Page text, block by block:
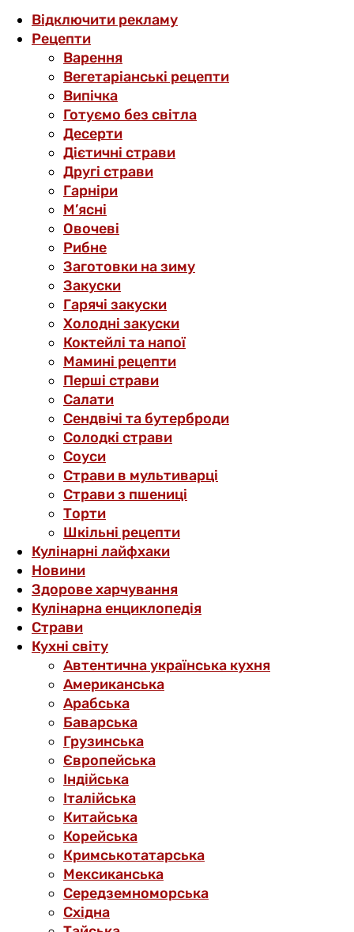
Відключити рекламу
Рецепти
Варення
Вегетаріанські рецепти
Випічка
Готуємо без світла
Десерти
Дієтичні страви
Другі страви
Гарніри
М’ясні
Овочеві
Рибне
Заготовки на зиму
Закуски
Гарячі закуски
Холодні закуски
Коктейлі та напої
Мамині рецепти
Перші страви
Салати
Сендвічі та бутерброди
Солодкі страви
Соуси
Страви в мультиварці
Страви з пшениці
Торти
Шкільні рецепти
Кулінарні лайфхаки
Новини
Здорове харчування
Кулінарна енциклопедія
Страви
Кухні світу
Автентична українська кухня
Американська
Арабська
Баварська
Грузинська
Європейська
Індійська
Італійська
Китайська
Корейська
Кримськотатарська
Мексиканська
Середземноморська
Східна